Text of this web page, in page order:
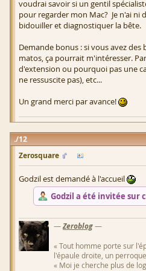
voudrai savoir si un gentil
pour regarder mon Mac? Je n'ai ni
bidouiller et diagnostiquer la bête.
Demande bonus : si vous avez des
matos, ça pourrait m'intéresser.
d'extension ou pourquoi pas une
ne ressuscite pas), etc...
Un grand merci par avance!
12
Zerosquare
Godzil est demandé à l'accueil
Godzil a été invitée sur
—Zeroblog—
« Tout homme porte sur
l'épaule droite, un
« Moi je cherche plus de